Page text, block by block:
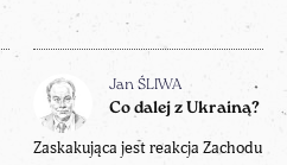
Jan ŚLIWA
Co dalej z Ukrainą?
Zaskakująca jest reakcja Zachodu